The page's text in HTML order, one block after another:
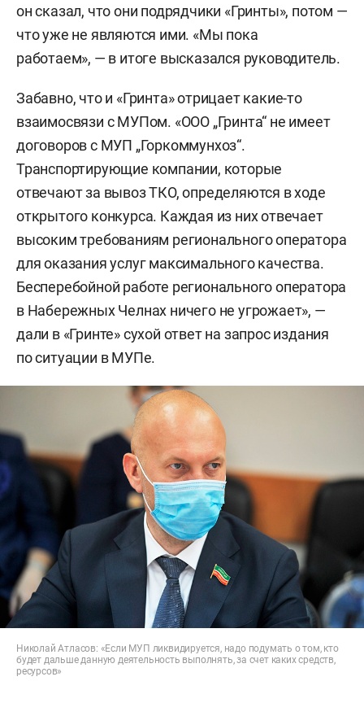
он сказал, что они подрядчики «Гринты», потом —
что уже не являются ими. «Мы пока
работаем», — в итоге высказался руководитель.
Забавно, что и «Гринта» отрицает какие-то
взаимосвязи с МУПом. «ООО „Гринта“ не имеет
договоров с МУП „Горкоммунхоз“.
Транспортирующие компании, которые
отвечают за вывоз ТКО, определяются в ходе
открытого конкурса. Каждая из них отвечает
высоким требованиям регионального оператора
для оказания услуг максимального качества.
Бесперебойной работе регионального оператора
в Набережных Челнах ничего не угрожает», —
дали в «Гринте» сухой ответ на запрос издания
по ситуации в МУПе.
Николай Атласов: «Если МУП ликвидируется, надо подумать о том, кто
будет дальше данную деятельность выполнять, за счет каких средств,
ресурсов»